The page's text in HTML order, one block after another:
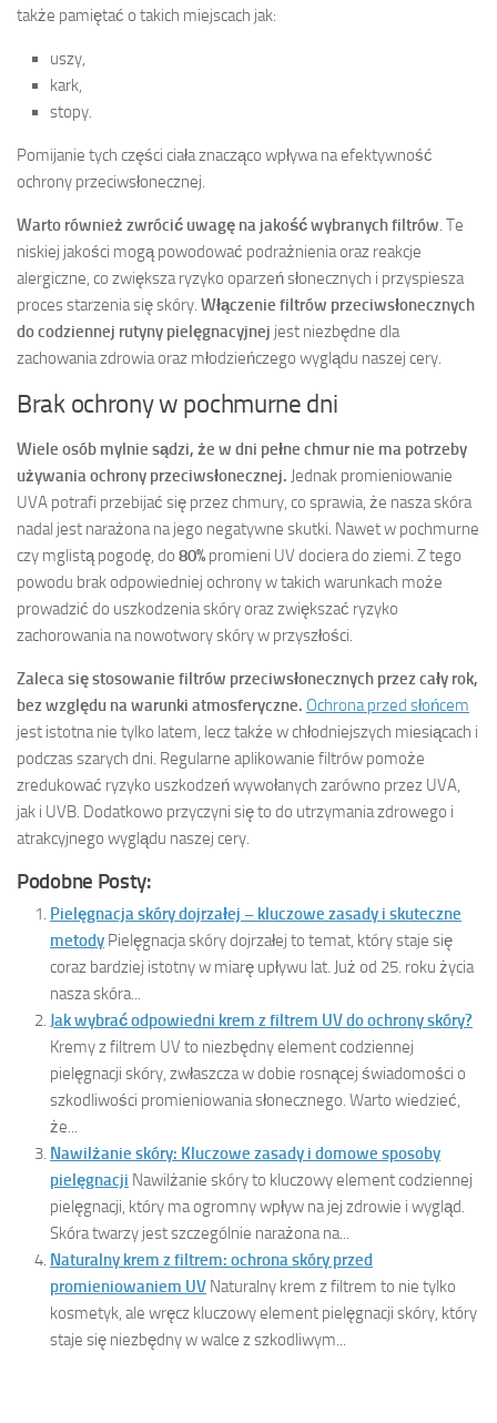
także pamiętać o takich miejscach jak:
uszy,
kark,
stopy.
Pomijanie tych części ciała znacząco wpływa na efektywność
ochrony przeciwsłonecznej.
Warto również zwrócić uwagę na jakość wybranych filtrów. Te
niskiej jakości mogą powodować podrażnienia oraz reakcje
alergiczne, co zwiększa ryzyko oparzeń słonecznych i przyspiesza
proces starzenia się skóry. Włączenie filtrów przeciwsłonecznych
do codziennej rutyny pielęgnacyjnej jest niezbędne dla
zachowania zdrowia oraz młodzieńczego wyglądu naszej cery.
Brak ochrony w pochmurne dni
Wiele osób mylnie sądzi, że w dni pełne chmur nie ma potrzeby
używania ochrony przeciwsłonecznej. Jednak promieniowanie
UVA potrafi przebijać się przez chmury, co sprawia, że nasza skóra
nadal jest narażona na jego negatywne skutki. Nawet w pochmurne
czy mglistą pogodę, do 80% promieni UV dociera do ziemi. Z tego
powodu brak odpowiedniej ochrony w takich warunkach może
prowadzić do uszkodzenia skóry oraz zwiększać ryzyko
zachorowania na nowotwory skóry w przyszłości.
Zaleca się stosowanie filtrów przeciwsłonecznych przez cały rok,
bez względu na warunki atmosferyczne. Ochrona przed słońcem
jest istotna nie tylko latem, lecz także w chłodniejszych miesiącach i
podczas szarych dni. Regularne aplikowanie filtrów pomoże
zredukować ryzyko uszkodzeń wywołanych zarówno przez UVA,
jak i UVB. Dodatkowo przyczyni się to do utrzymania zdrowego i
atrakcyjnego wyglądu naszej cery.
Podobne Posty:
Pielęgnacja skóry dojrzałej – kluczowe zasady i skuteczne
metody Pielęgnacja skóry dojrzałej to temat, który staje się
coraz bardziej istotny w miarę upływu lat. Już od 25. roku życia
nasza skóra...
Jak wybrać odpowiedni krem z filtrem UV do ochrony skóry?
Kremy z filtrem UV to niezbędny element codziennej
pielęgnacji skóry, zwłaszcza w dobie rosnącej świadomości o
szkodliwości promieniowania słonecznego. Warto wiedzieć,
że...
Nawilżanie skóry: Kluczowe zasady i domowe sposoby
pielęgnacji Nawilżanie skóry to kluczowy element codziennej
pielęgnacji, który ma ogromny wpływ na jej zdrowie i wygląd.
Skóra twarzy jest szczególnie narażona na...
Naturalny krem z filtrem: ochrona skóry przed
promieniowaniem UV Naturalny krem z filtrem to nie tylko
kosmetyk, ale wręcz kluczowy element pielęgnacji skóry, który
staje się niezbędny w walce z szkodliwym...